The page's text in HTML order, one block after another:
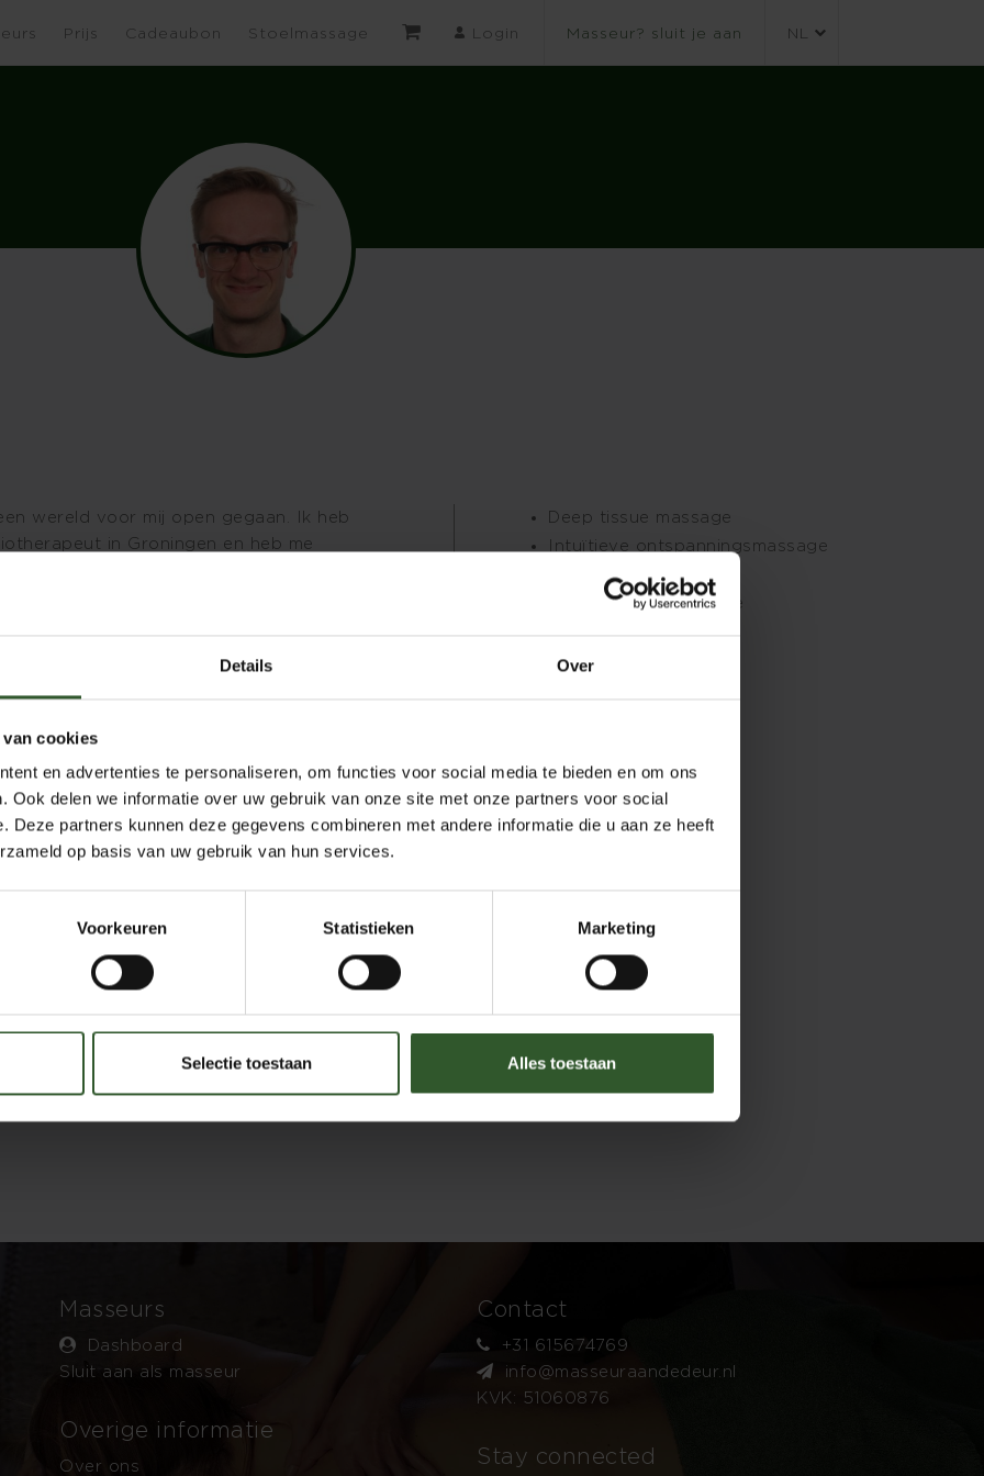
Details Over
cookies
en advertenties te personaliseren, om functies voor social media te bieden en om ons
Ook delen we informatie over uw gebruik van onze site met onze partners voor social
Deze partners kunnen deze gegevens combineren met andere informatie die u aan ze heeft
op basis van uw gebruik van hun services.
Voorkeuren Statistieken Marketing
Selectie toestaan Alles toestaan
Prijs Cadeaubon Stoelmassage Login Masseur? sluit je aan NL
wereld voor mij open gegaan. Ik heb
in Groningen en heb me
sindsdien ben ik
en geest.
waarderen, ik had niet gedacht dat
van ontspanning. Mensen denken
een massage voor jou niet hard
voor jou. In rust masseren is voor
rustmodus te komen. Iets wat in de
Een simpele massage kan de aanleiding
en een meer harmonieus leven.
in een fijn verwarmde ruimte,
Ik kijk uit naar onze ontmoeting!
Deep tissue massage
Intuïtieve ontspanningsmassage
Klassieke massage
Ontspanningsmassage
Reiki
Sportmassage
Masseurs
Dashboard
Sluit aan als masseur
Overige informatie
Over ons
Contact
+31 615674769
info@masseuraandedeur.nl
KVK: 51060876
Stay connected